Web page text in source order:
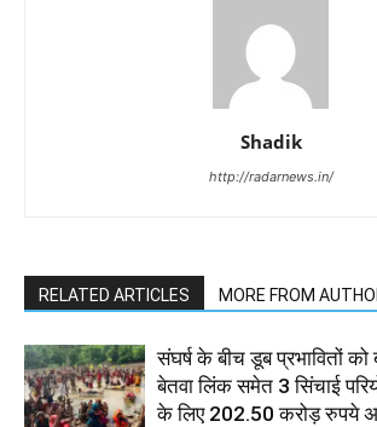
Shadik
http://radarnews.in/
RELATED ARTICLES MORE FROM
संघर्ष के बीच डूब प्रभावितों
बेतवा लिंक समेत 3 सिंचाई
के लिए 202.50 करोड़ रुपये